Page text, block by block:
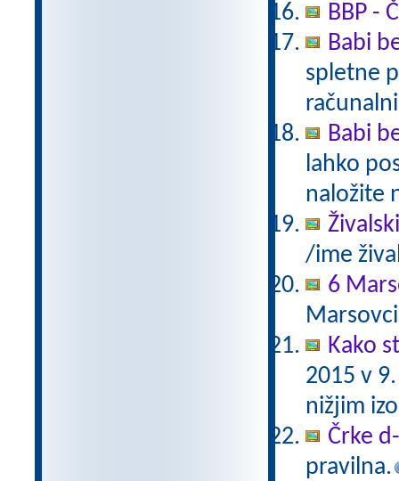
BBP -
Babi
spletne
Babi
lahko
naložite
/ime
6
Kako
2015 v
nižjim
Črke
pravilna.